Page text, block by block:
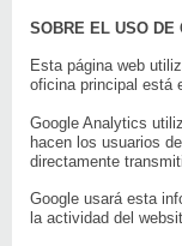
SOBRE EL USO DE
Esta página web
oficina principal está
Google Analytics
hacen los usuarios
directamente
Google usará esta
la actividad del